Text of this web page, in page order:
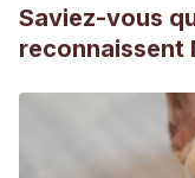
Saviez-vous
reconnaissent